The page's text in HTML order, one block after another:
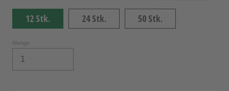
12 Stk. 24 Stk. 50 Stk.
Menge